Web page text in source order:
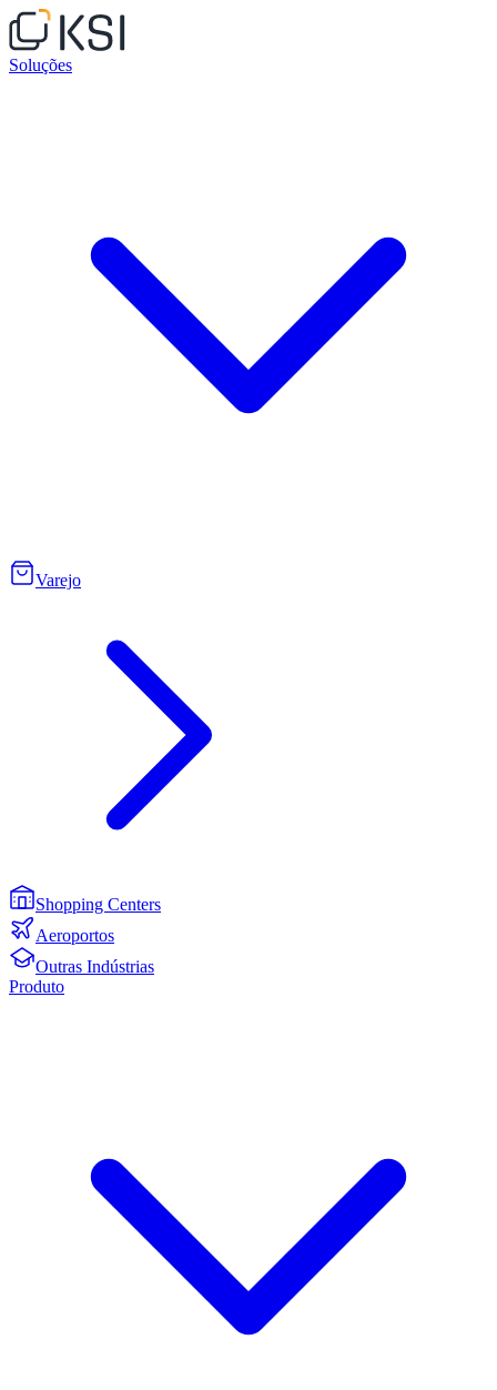
Soluções
Varejo
Shopping Centers
Aeroportos
Outras Indústrias
Produto